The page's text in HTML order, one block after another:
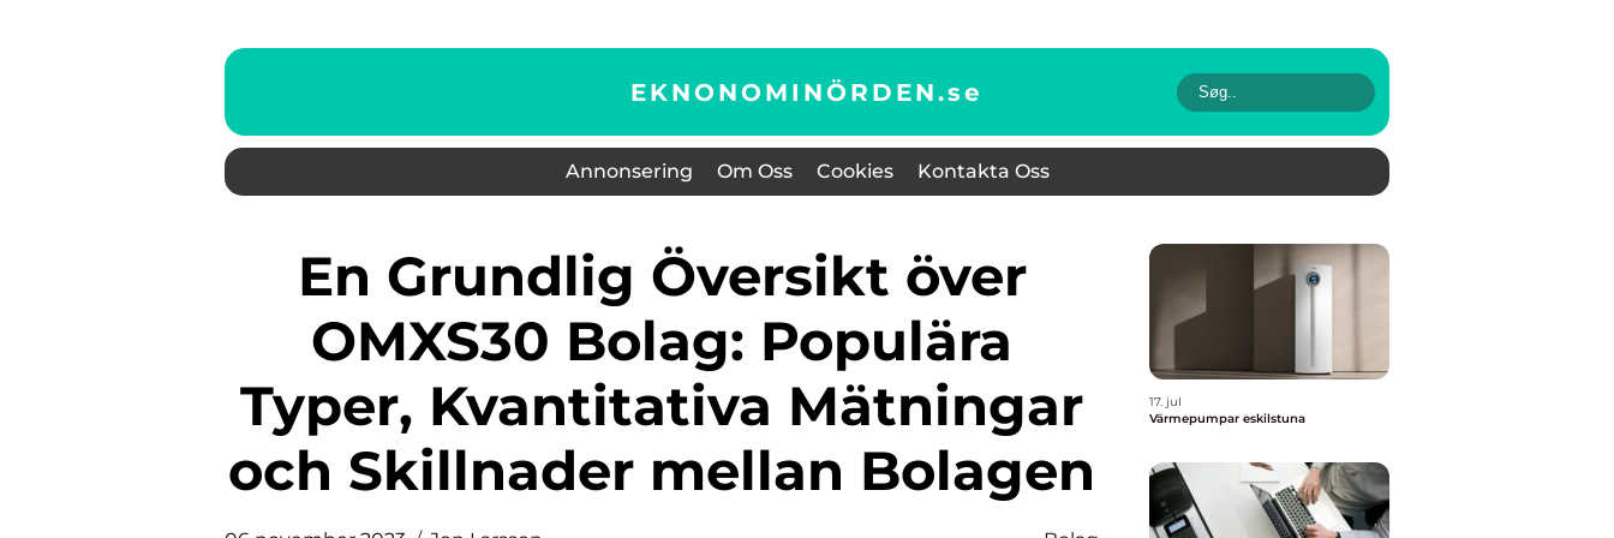
EKNONOMINÖRDEN.se
Annonsering Om Oss Cookies Kontakta Oss
En Grundlig Översikt över
OMXS30 Bolag: Populära
Typer, Kvantitativa Mätningar
och Skillnader mellan Bolagen
17. jul
Värmepumpar eskilstuna